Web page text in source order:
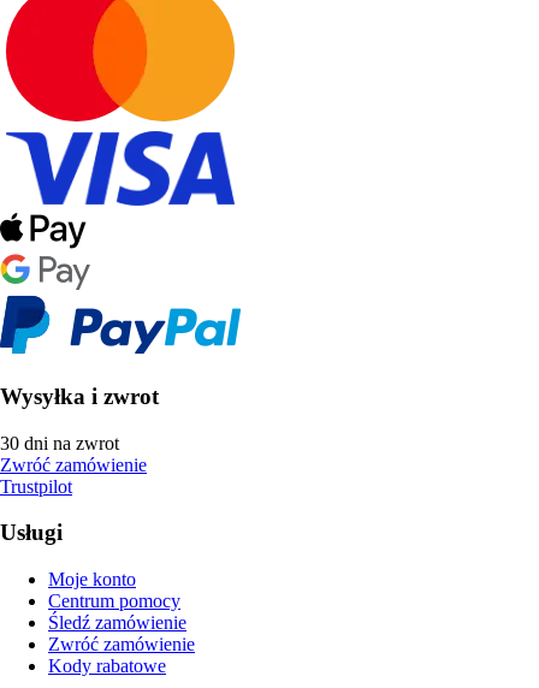
Wysyłka i zwrot
30 dni na zwrot
Zwróć zamówienie
Trustpilot
Usługi
Moje konto
Centrum pomocy
Śledź zamówienie
Zwróć zamówienie
Kody rabatowe